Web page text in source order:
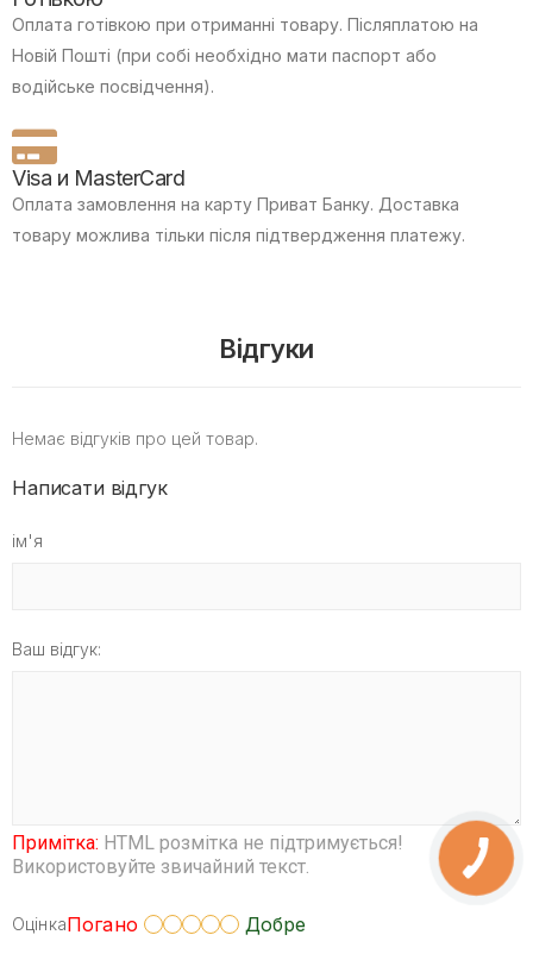
Оплата готівкою при отриманні товару. Післяплатою на
Новій Пошті (при собі необхідно мати паспорт або
водійське посвідчення).
Visa и MasterCard
Оплата замовлення на карту Приват Банку. Доставка
товару можлива тільки після підтвердження платежу.
Відгуки
Немає відгуків про цей товар.
Написати відгук
ім'я
Ваш відгук:
Примітка: HTML розмітка не підтримується!
Використовуйте звичайний текст.
ОцінкаПогано Добре